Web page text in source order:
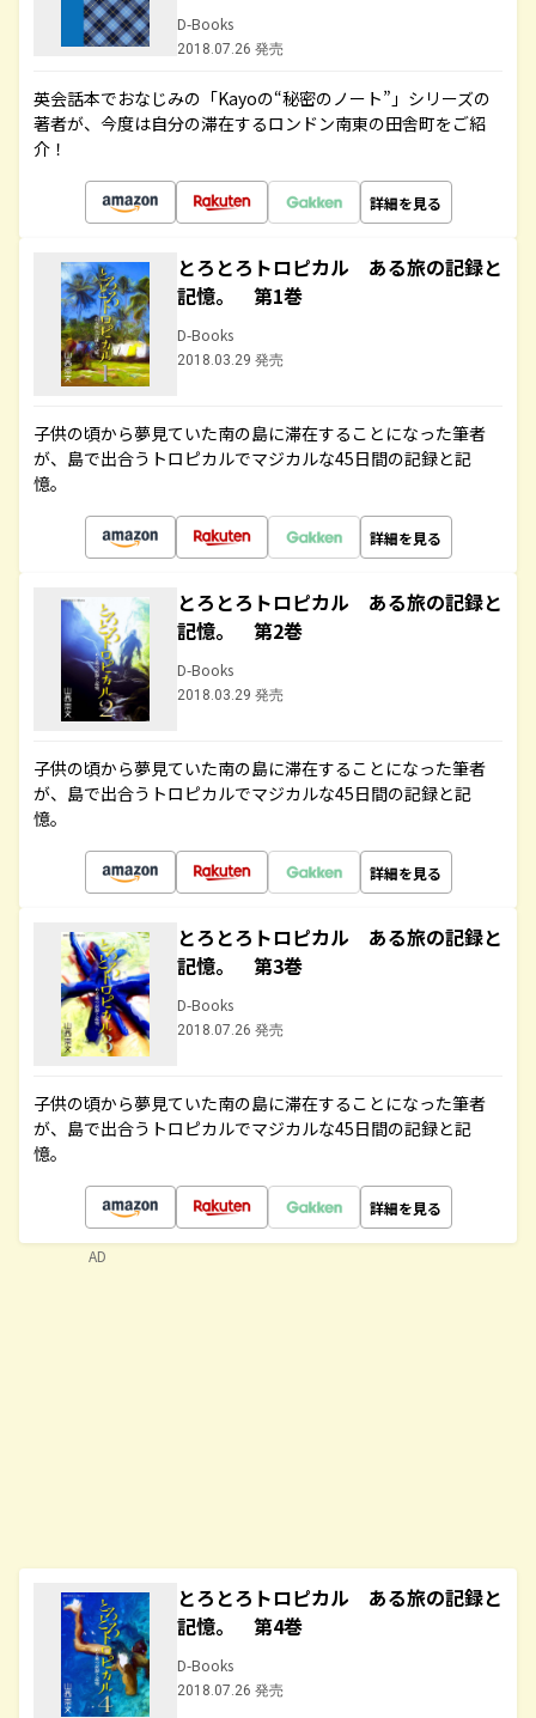
D-Books
2018.07.26 発売
英会話本でおなじみの「Kayoの“秘密のノート”」シリーズの
著者が、今度は自分の滞在するロンドン南東の田舎町をご紹
介！
詳細を見る
とろとろトロピカル ある旅の記録と
記憶。 第1巻
D-Books
2018.03.29 発売
子供の頃から夢見ていた南の島に滞在することになった筆者
が、島で出合うトロピカルでマジカルな45日間の記録と記
憶。
詳細を見る
とろとろトロピカル ある旅の記録と
記憶。 第2巻
D-Books
2018.03.29 発売
子供の頃から夢見ていた南の島に滞在することになった筆者
が、島で出合うトロピカルでマジカルな45日間の記録と記
憶。
詳細を見る
とろとろトロピカル ある旅の記録と
記憶。 第3巻
D-Books
2018.07.26 発売
子供の頃から夢見ていた南の島に滞在することになった筆者
が、島で出合うトロピカルでマジカルな45日間の記録と記
憶。
詳細を見る
とろとろトロピカル ある旅の記録と
記憶。 第4巻
D-Books
2018.07.26 発売
AD